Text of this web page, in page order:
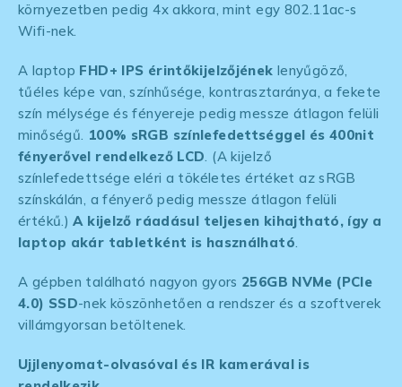
környezetben pedig 4x akkora, mint egy 802.11ac-s
Wifi-nek.
A laptop FHD+ IPS érintőkijelzőjének lenyűgöző,
tűéles képe van, színhűsége, kontrasztaránya, a fekete
szín mélysége és fényereje pedig messze átlagon felüli
minőségű. 100% sRGB színlefedettséggel és 400nit
fényerővel rendelkező LCD. (A kijelző
színlefedettsége eléri a tökéletes értéket az sRGB
színskálán, a fényerő pedig messze átlagon felüli
értékű.)A kijelző ráadásul teljesen kihajtható, így a
laptop akár tabletként is használható.
A gépben található nagyon gyors 256GB NVMe (PCIe
4.0) SSD-nek köszönhetően a rendszer és a szoftverek
villámgyorsan betöltenek.
Ujjlenyomat-olvasóval és IR kamerával is